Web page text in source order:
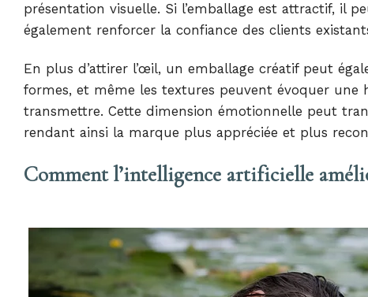
présentation visuelle. Si l’emballage est attractif, il
également renforcer la confiance des clients
En plus d’attirer l’œil, un emballage créatif peut
formes, et même les textures peuvent évoquer une
transmettre. Cette dimension émotionnelle peut
rendant ainsi la marque plus appréciée et plus
Comment l’intelligence artificielle